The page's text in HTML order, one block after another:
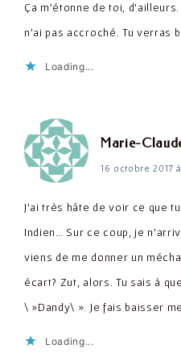
Ça m'étonne de toi,
n'ai pas accroché. Tu verras
Loading...
Marie-
16 octobre 2017
J'ai très hâte de voir ce que
Indien… Sur ce coup, je
viens de me donner un
écart? Zut, alors. Tu sais à
\ »Dandy\ ». Je fais baisser
Loading...